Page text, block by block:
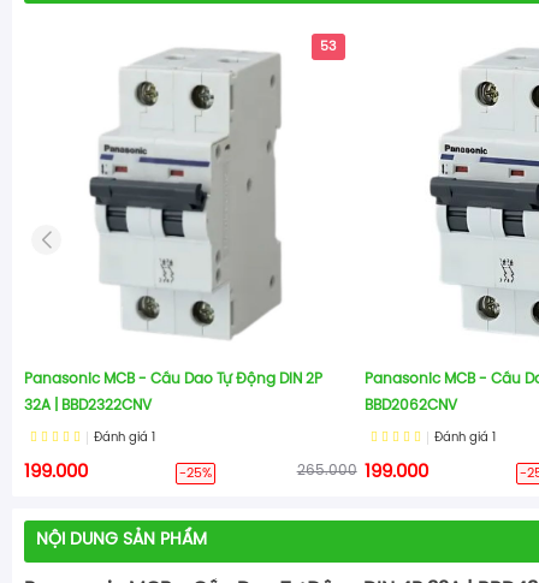
53
Panasonic MCB - Cầu Dao Tự Động DIN 2P
32A | BBD2322CNV
Đánh giá
199.000 -25% 265.000
Panasonic MCB - Cầu
BBD2062CNV
Đánh giá
199.000 -
NỘI DUNG SẢN PHẨM